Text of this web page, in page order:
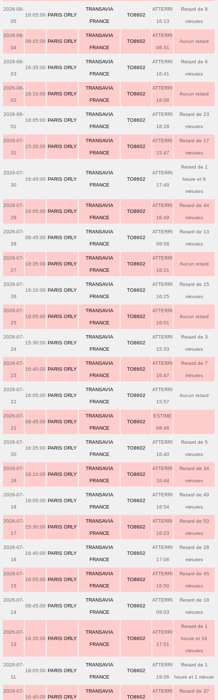
2026-08-
05
16:05:00 PARIS ORLY
TRANSAVIA
FRANCE
TO8602
ATTERRI
16:13
Retard de 8
minutes
2026-08-
04
08:45:00 PARIS ORLY
TRANSAVIA
FRANCE
TO8602
ATTERRI
08:31
Aucun retard
2026-08-
03
16:35:00 PARIS ORLY
TRANSAVIA
FRANCE
TO8602
ATTERRI
16:41
Retard de 6
minutes
2026-08-
02
16:10:00 PARIS ORLY
TRANSAVIA
FRANCE
TO8602
ATTERRI
16:06
Aucun retard
2026-08-
01
18:05:00 PARIS ORLY
TRANSAVIA
FRANCE
TO8602
ATTERRI
18:28
Retard de 23
minutes
2026-07-
31
15:30:00 PARIS ORLY
TRANSAVIA
FRANCE
TO8602
ATTERRI
15:47
Retard de 17
minutes
2026-07-
30
16:40:00 PARIS ORLY
TRANSAVIA
FRANCE
TO8602
ATTERRI
17:49
Retard de 1
heure et 9
minutes
2026-07-
29
16:05:00 PARIS ORLY
TRANSAVIA
FRANCE
TO8602
ATTERRI
16:49
Retard de 44
minutes
2026-07-
28
08:45:00 PARIS ORLY
TRANSAVIA
FRANCE
TO8602
ATTERRI
08:58
Retard de 13
minutes
2026-07-
27
16:35:00 PARIS ORLY
TRANSAVIA
FRANCE
TO8602
ATTERRI
16:21
Aucun retard
2026-07-
26
16:10:00 PARIS ORLY
TRANSAVIA
FRANCE
TO8602
ATTERRI
16:25
Retard de 15
minutes
2026-07-
25
18:05:00 PARIS ORLY
TRANSAVIA
FRANCE
TO8602
ATTERRI
18:01
Aucun retard
2026-07-
24
15:30:00 PARIS ORLY
TRANSAVIA
FRANCE
TO8602
ATTERRI
15:33
Retard de 3
minutes
2026-07-
23
16:40:00 PARIS ORLY
TRANSAVIA
FRANCE
TO8602
ATTERRI
16:47
Retard de 7
minutes
2026-07-
22
16:05:00 PARIS ORLY
TRANSAVIA
FRANCE
TO8602
ATTERRI
15:57
Aucun retard
2026-07-
21
08:45:00 PARIS ORLY
TRANSAVIA
FRANCE
TO8602
ESTIME
08:46
2026-07-
20
16:35:00 PARIS ORLY
TRANSAVIA
FRANCE
TO8602
ATTERRI
16:40
Retard de 5
minutes
2026-07-
19
16:10:00 PARIS ORLY
TRANSAVIA
FRANCE
TO8602
ATTERRI
16:44
Retard de 34
minutes
2026-07-
18
18:05:00 PARIS ORLY
TRANSAVIA
FRANCE
TO8602
ATTERRI
18:54
Retard de 49
minutes
2026-07-
17
15:30:00 PARIS ORLY
TRANSAVIA
FRANCE
TO8602
ATTERRI
16:23
Retard de 53
minutes
2026-07-
16
16:40:00 PARIS ORLY
TRANSAVIA
FRANCE
TO8602
ATTERRI
17:08
Retard de 28
minutes
2026-07-
15
16:05:00 PARIS ORLY
TRANSAVIA
FRANCE
TO8602
ATTERRI
16:50
Retard de 45
minutes
2026-07-
14
08:45:00 PARIS ORLY
TRANSAVIA
FRANCE
TO8602
ATTERRI
09:03
Retard de 18
minutes
2026-07-
13
16:35:00 PARIS ORLY
TRANSAVIA
FRANCE
TO8602
ATTERRI
17:51
Retard de 1
heure et 16
minutes
2026-07-
11
18:05:00 PARIS ORLY
TRANSAVIA
FRANCE
TO8602
ATTERRI
19:06
Retard de 1
heure et 1 minute
2026-07-
16:40:00 PARIS ORLY
TRANSAVIA
TO8602
ATTERRI Retard de 37